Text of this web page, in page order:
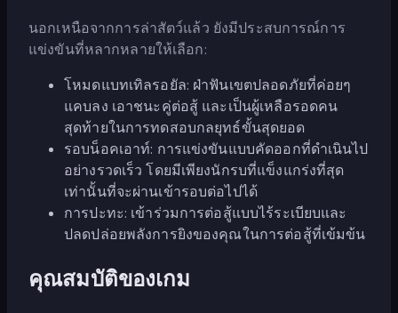
นอกเหนือจากการล่าสัตว์แล้ว ยังมีประสบการณ์การ
แข่งขันที่หลากหลายให้เลือก:
โหมดแบทเทิลรอยัล: ฝ่าฟันเขตปลอดภัยที่ค่อยๆ
แคบลง เอาชนะคู่ต่อสู้ และเป็นผู้เหลือรอดคน
สุดท้ายในการทดสอบกลยุทธ์ขั้นสุดยอด
รอบน็อคเอาท์: การแข่งขันแบบคัดออกที่ดำเนินไป
อย่างรวดเร็ว โดยมีเพียงนักรบที่แข็งแกร่งที่สุด
เท่านั้นที่จะผ่านเข้ารอบต่อไปได้
การปะทะ: เข้าร่วมการต่อสู้แบบไร้ระเบียบและ
ปลดปล่อยพลังการยิงของคุณในการต่อสู้ที่เข้มข้น
คุณสมบัติของเกม